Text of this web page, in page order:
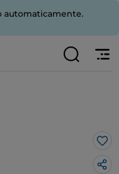
automaticamente.